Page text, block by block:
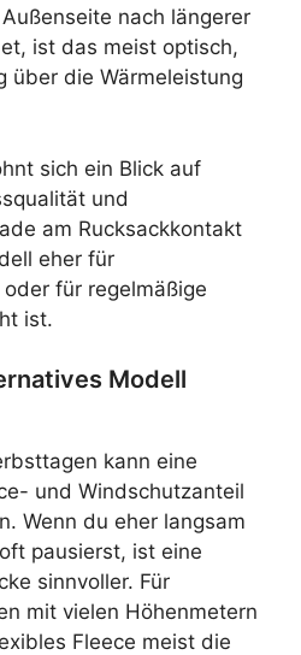
nach längerer
ist das meist optisch,
über die Wärmeleistung
sich ein Blick auf
und
am Rucksackkontakt
eher für
für regelmäßige
ist.
Modell
kann eine
und Windschutzanteil
Wenn du eher langsam
pausierst, ist eine
sinnvoller. Für
mit vielen Höhenmetern
Fleece meist die